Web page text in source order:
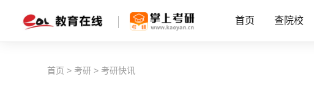
首页 查院校
首页 > 考研 > 考研快讯